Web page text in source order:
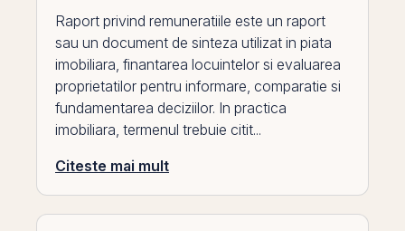
Raport privind remuneratiile este un raport
sau un document de sinteza utilizat in piata
imobiliara, finantarea locuintelor si evaluarea
proprietatilor pentru informare, comparatie si
fundamentarea deciziilor. In practica
imobiliara, termenul trebuie citit...
Citeste mai mult